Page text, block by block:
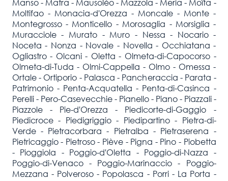
Moltifao - Monacia-d'Orezza - Moncale - Monte -
Montegrosso - Monticello - Morosaglia - Morsiglia -
Muracciole - Murato - Muro - Nessa - Nocario -
Noceta - Nonza - Novale - Novella - Occhiatana -
Ogliastro - Olcani - Oletta - Olmeta-di-Capocorso -
Olmeta-di-Tuda - Olmi-Cappella - Olmo - Omessa -
Ortale - Ortiporio - Palasca - Pancheraccia - Parata -
Patrimonio - Penta-Acquatella - Penta-di-Casinca -
Perelli - Pero-Casevecchie - Pianello - Piano - Piazzali -
Piazzole - Pie-d'Orezza - Piedicorte-di-Gaggio -
Piedicroce - Piedigriggio - Piedipartino - Pietra-di-
Verde - Pietracorbara - Pietralba - Pietraserena -
Pietricaggio - Pietroso - Piève - Pigna - Pino - Piobetta
- Pioggiola - Poggio-d'Oletta - Poggio-di-Nazza -
Poggio-di-Venaco - Poggio-Marinaccio - Poggio-
Mezzana - Polveroso - Popolasca - Porri - La Porta -